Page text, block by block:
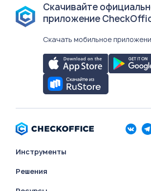
Скачивайте
приложение
Скачать мобильное
Инструменты
Решения